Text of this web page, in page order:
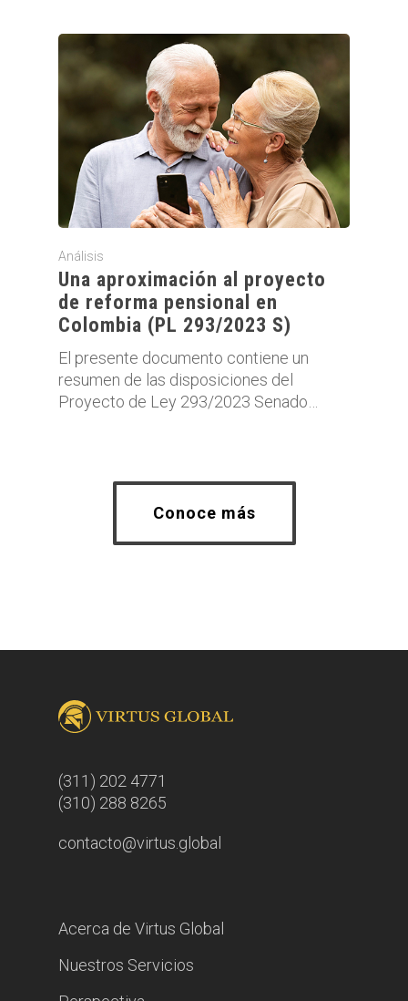
Análisis
Una aproximación al proyecto
de reforma pensional en
Colombia (PL 293/2023 S)
El presente documento contiene un
resumen de las disposiciones del
Proyecto de Ley 293/2023 Senado…
Conoce más
(311) 202 4771
(310) 288 8265
contacto@virtus.global
Acerca de Virtus Global
Nuestros Servicios